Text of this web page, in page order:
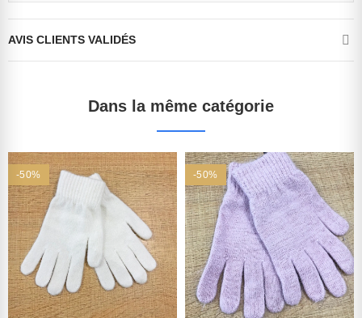
AVIS CLIENTS VALIDÉS
Dans la même catégorie
-50% -50%